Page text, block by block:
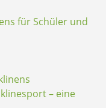
für Schüler und
– eine